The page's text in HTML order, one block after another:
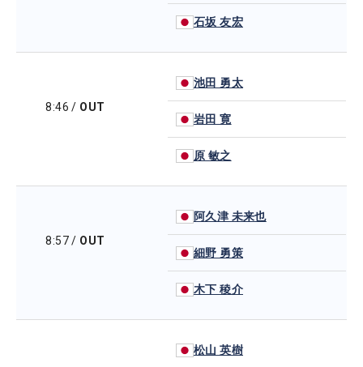
石坂 友宏
8:46 / OUT
池田 勇太
岩田 寛
原 敏之
8:57/ OUT
阿久津 未来也
細野 勇策
木下 稜介
松山 英樹